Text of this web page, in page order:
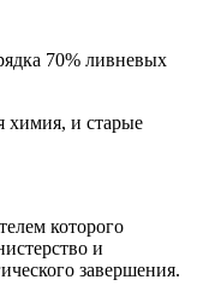
70% ливневых
химия, и старые
которого
и
завершения.